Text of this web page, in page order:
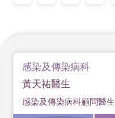
感染及傳染病科
黃天祐醫生
感染及傳染病科顧問醫生